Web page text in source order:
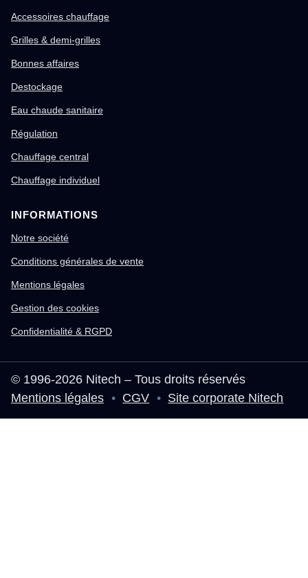
Accessoires chauffage
Grilles & demi-grilles
Bonnes affaires
Destockage
Eau chaude sanitaire
Régulation
Chauffage central
Chauffage individuel
INFORMATIONS
Notre société
Conditions générales de vente
Mentions légales
Gestion des cookies
Confidentialité & RGPD
© 1996-2026 Nitech – Tous droits réservés
Mentions légales • CGV • Site corporate Nitech